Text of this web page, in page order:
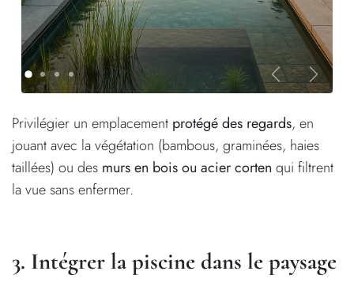
Précédent
Privilégier un emplacement protégé des regards, en
jouant avec la végétation (bambous, graminées, haies
taillées) ou des murs en bois ou acier corten qui filtrent
la vue sans enfermer.
3. Intégrer la piscine dans le paysage